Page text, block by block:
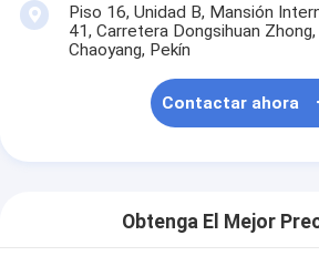
Piso 16, Unidad B, Mansión
41, Carretera Dongsihuan
Chaoyang, Pekín
Contactar ahora
Obtenga El Mejor